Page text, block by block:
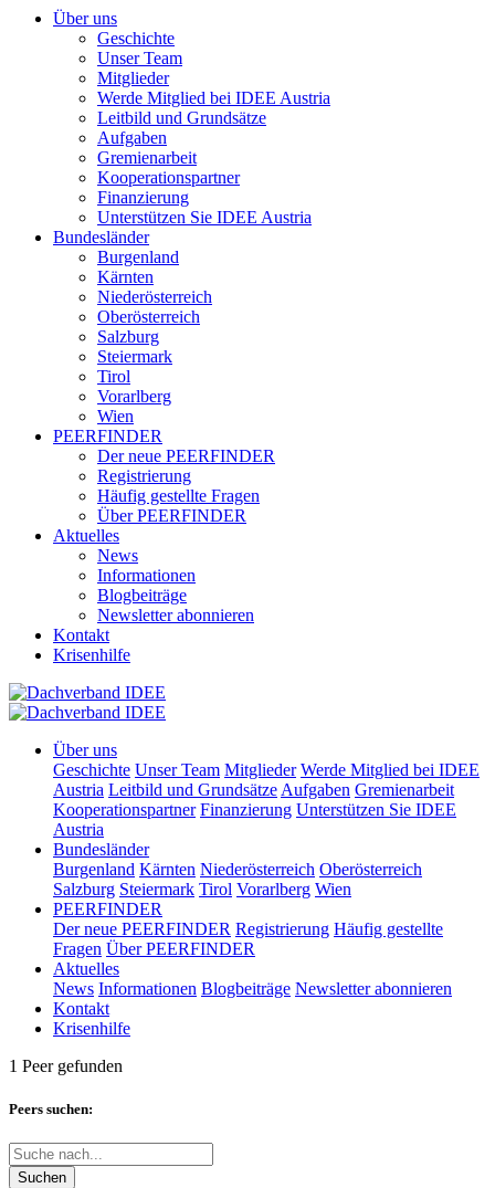
Über uns
Geschichte
Unser Team
Mitglieder
Werde Mitglied bei IDEE Austria
Leitbild und Grundsätze
Aufgaben
Gremienarbeit
Kooperationspartner
Finanzierung
Unterstützen Sie IDEE Austria
Bundesländer
Burgenland
Kärnten
Niederösterreich
Oberösterreich
Salzburg
Steiermark
Tirol
Vorarlberg
Wien
PEERFINDER
Der neue PEERFINDER
Registrierung
Häufig gestellte Fragen
Über PEERFINDER
Aktuelles
News
Informationen
Blogbeiträge
Newsletter abonnieren
Kontakt
Krisenhilfe
Über uns
Geschichte Unser Team Mitglieder Werde Mitglied bei IDEE
Austria Leitbild und Grundsätze Aufgaben Gremienarbeit
Kooperationspartner Finanzierung Unterstützen Sie IDEE
Austria
Bundesländer
Burgenland Kärnten Niederösterreich Oberösterreich
Salzburg Steiermark Tirol Vorarlberg Wien
PEERFINDER
Der neue PEERFINDER Registrierung Häufig gestellte
Fragen Über PEERFINDER
Aktuelles
News Informationen Blogbeiträge Newsletter abonnieren
Kontakt
Krisenhilfe
1 Peer gefunden
Peers suchen:
Suchen